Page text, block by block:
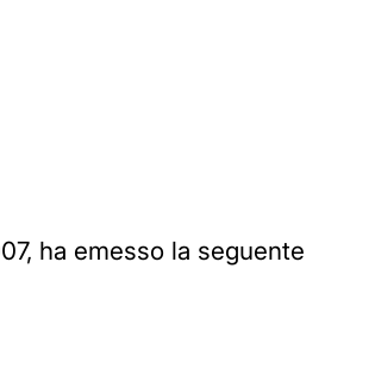
ha emesso la seguente